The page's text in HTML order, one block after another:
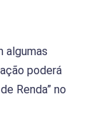
algumas
poderá
Renda” no